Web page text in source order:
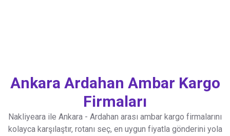
Ankara Ardahan Ambar Kargo
Firmaları
Nakliyeara ile Ankara - Ardahan arası ambar kargo firmalarını
kolayca karşılaştır, rotanı seç, en uygun fiyatla gönderini yola